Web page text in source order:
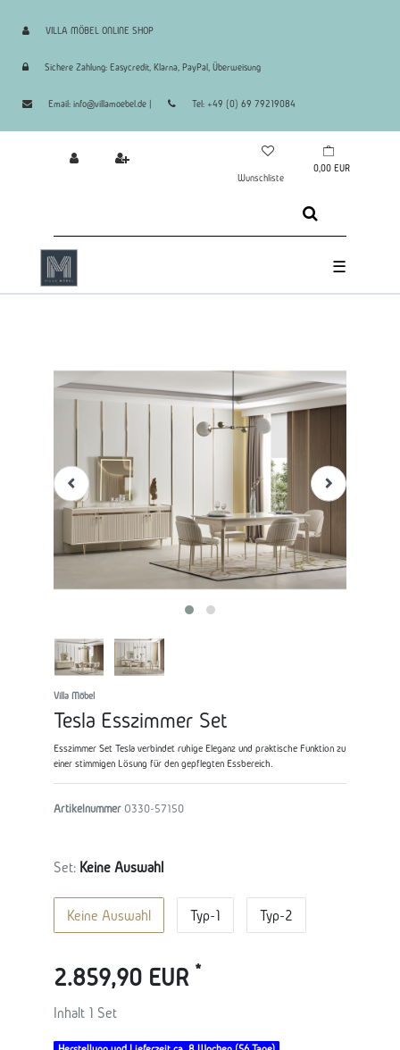
VILLA MÖBEL ONLINE SHOP
Sichere Zahlung: Easycredit, Klarna, PayPal, Überweisung
Email: info@villamoebel.de | Tel: +49 (0) 69 79219084
☰
Wunschliste
0,00 EUR
Villa Möbel
Tesla Esszimmer Set
Esszimmer Set Tesla verbindet ruhige Eleganz und praktische Funktion zu
einer stimmigen Lösung für den gepflegten Essbereich.
Artikelnummer O330-57150
Set: Keine Auswahl
Keine Auswahl Typ-1 Typ-2
2.859,90 EUR *
Inhalt 1 Set